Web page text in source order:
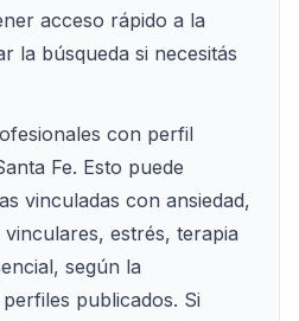
acceso rápido a la
la búsqueda si necesitás
con perfil
Fe. Esto puede
vinculadas con ansiedad,
estrés, terapia
según la
publicados. Si